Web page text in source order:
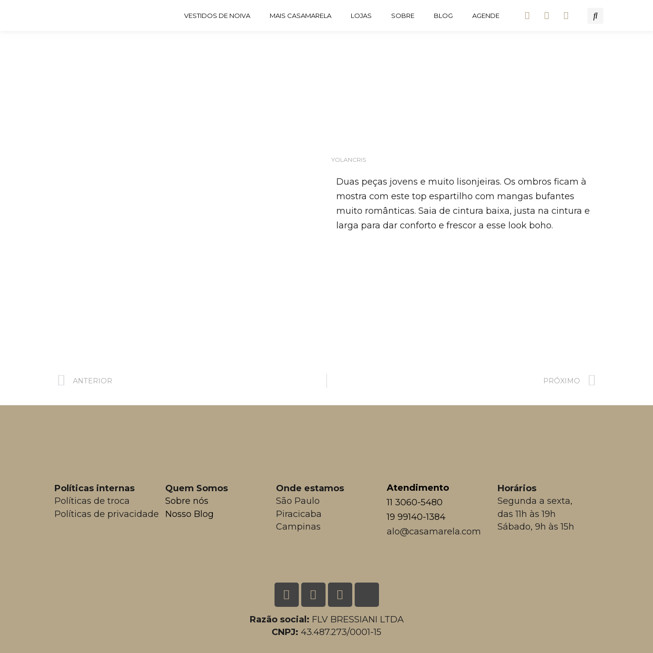
VESTIDOS DE NOIVA MAIS CASAMARELA LOJAS SOBRE BLOG AGENDE
YOLANCRIS
Duas peças jovens e muito lisonjeiras. Os ombros ficam à
mostra com este top espartilho com mangas bufantes
muito românticas. Saia de cintura baixa, justa na cintura e
larga para dar conforto e frescor a esse look boho.
ANTERIOR PRÓXIMO
Políticas internas
Políticas de troca
Políticas de privacidade
Quem Somos
Sobre nós
Nosso Blog
Onde estamos
São Paulo
Piracicaba
Campinas
Atendimento
11 3060-5480
19 99140-1384
alo@casamarela.com
Horários
Segunda a sexta,
das 11h às 19h
Sábado, 9h às 15h
Razão social: FLV BRESSIANI LTDA
CNPJ: 43.487.273/0001-15